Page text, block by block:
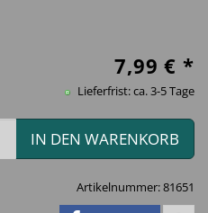
7,99 € *
Lieferfrist: ca. 3-5 Tage
IN DEN WARENKORB
Artikelnummer:81651